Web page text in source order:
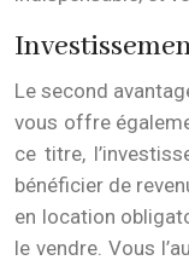
Le second
vous offre
ce titre,
bénéficier de
en location
le vendre. Vous